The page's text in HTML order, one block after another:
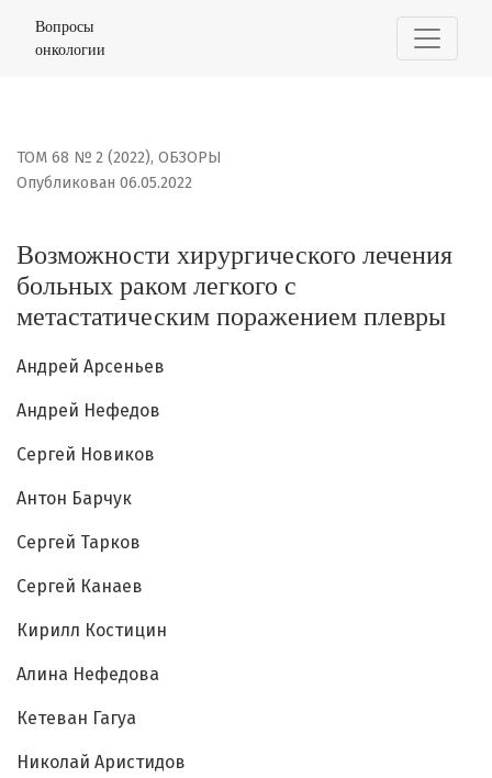
Возможности хирургического лечения больных
Вопросы
онкологии
ТОМ 68 № 2 (2022), ОБЗОРЫ
Возможности хирургического лечения
больных раком легкого с
метастатическим поражением плевры
Опубликован 06.05.2022
Андрей Арсеньев
Андрей Нефедов
Сергей Новиков
Антон Барчук
Сергей Тарков
Сергей Канаев
Кирилл Костицин
Алина Нефедова
Кетеван Гагуа
Николай Аристидов